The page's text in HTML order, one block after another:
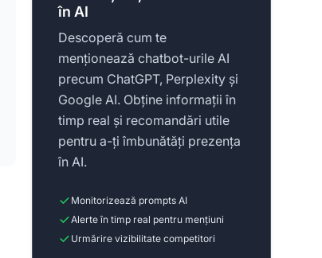
în AI
Descoperă cum te
menționează chatbot-urile AI
precum ChatGPT, Perplexity și
Google AI. Obține informații în
timp real și recomandări utile
pentru a-ți îmbunătăți prezența
în AI.
Monitorizează prompts AI
Alerte în timp real pentru mențiuni
Urmărire vizibilitate competitori